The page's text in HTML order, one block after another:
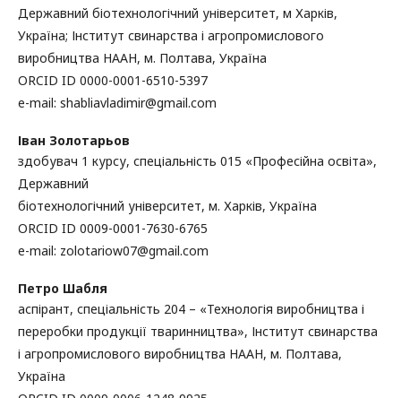
Державний біотехнологічний університет, м Харків,
Україна; Інститут свинарства і агропромислового
виробництва НААН, м. Полтава, Україна
ORCID ID 0000-0001-6510-5397
e-mail: shabliavladimir@gmail.com
Іван Золотарьов
здобувач 1 курсу, спеціальність 015 «Професійна освіта»,
Державний
біотехнологічний університет, м. Харків, Україна
ORCID ID 0009-0001-7630-6765
e-mail: zolotariow07@gmail.com
Петро Шабля
аспірант, спеціальність 204 – «Технологія виробництва і
переробки продукції тваринництва», Інститут свинарства
і агропромислового виробництва НААН, м. Полтава,
Україна